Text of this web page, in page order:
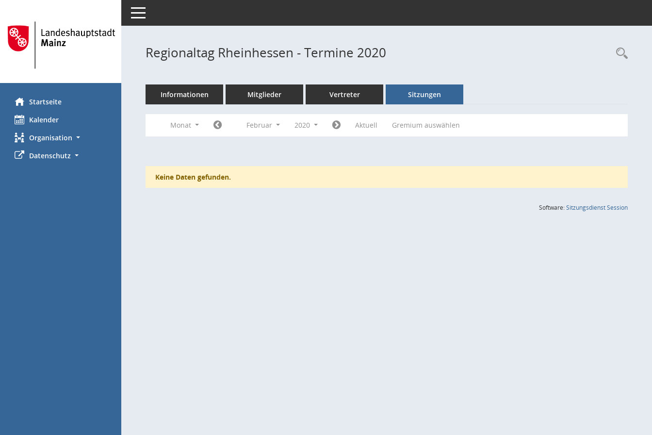
Startseite
Kalender
Organisation
Datenschutz
Toggle navigation
Regionaltag Rheinhessen - Termine 2020
Informationen Mitglieder Vertreter Sitzungen
Monat Februar 2020 Aktuell Gremium auswählen
Keine Daten gefunden.
Software:SitzungsdienstSession(Wird in